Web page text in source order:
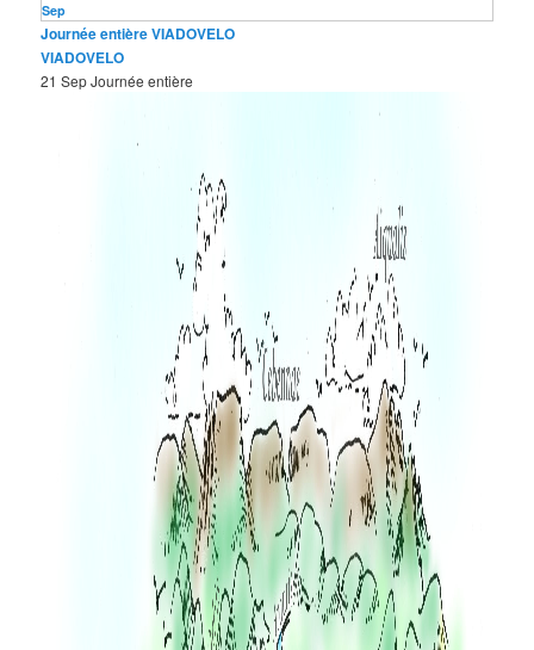
Sep
Journée entièreVIADOVELO
VIADOVELO
21 SepJournée entière